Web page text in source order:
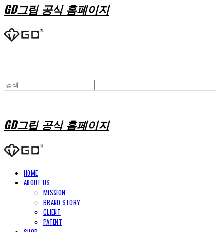
GD그립 공식 홈페이지
GD그립 공식 홈페이지
HOME
ABOUT US
MISSION
BRAND STORY
CLIENT
PATENT